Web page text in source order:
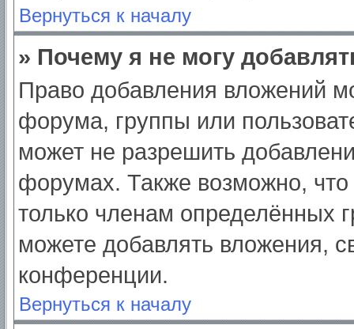
Вернуться к началу
» Почему я не могу
Право добавления вложений
форума, группы или
может не разрешить
форумах. Также возможно,
только членам определённых
можете добавлять вложения,
конференции.
Вернуться к началу